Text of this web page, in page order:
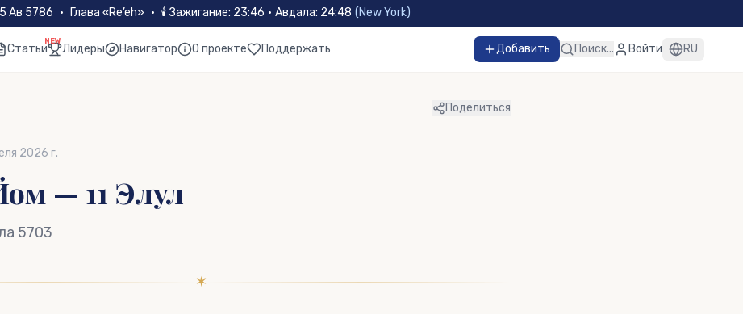
Ав 5786 • Глава «Re’eh» • 🕯Зажигание: 23:46 · Авдала: 24:48 (New York)
Статьи
NEW
Лидеры Навигатор О проекте Поддержать Добавить Поиск... Войти RU
Поделиться
2026 г.
— 11 Элул
5703
✶